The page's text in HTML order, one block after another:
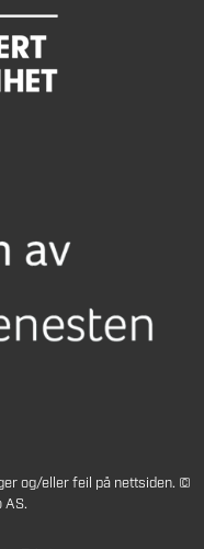
og/eller feil på nettsiden. ©
AS.